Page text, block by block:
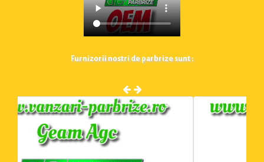
Furnizorii nostri de parbrize sunt :